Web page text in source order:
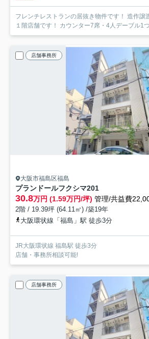
フレンチレストランの居抜き物件です！ 造作
１階店舗です！ カウンター7席・4人デーブル1
店舗事務所
大阪市福島区福島
プランドールフクシマ201
30.8万円 (1.59万円/坪) 管理/共益費
2階 / 19.39坪 (64.11㎡) /築19年
大阪環状線「福島」駅 徒歩3分
JR大阪環状線 福島駅 徒歩3分
店舗・事務所相談可能!
店舗事務所